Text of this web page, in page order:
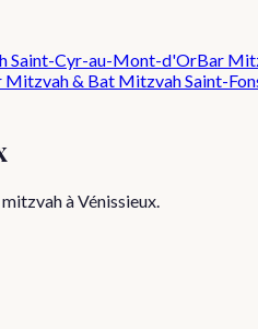
Saint-Cyr-au-Mont-d'OrBar
Mitzvah & Bat MitzvahSaint-
àVénissieux